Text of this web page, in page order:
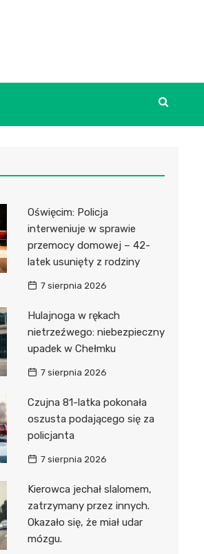
Oświęcim: Policja
interweniuje w sprawie
przemocy domowej – 42-
latek usunięty z rodziny
7 sierpnia 2026
Hulajnoga w rękach
nietrzeźwego: niebezpieczny
upadek w Chełmku
7 sierpnia 2026
Czujna 81-latka pokonała
oszusta podającego się za
policjanta
7 sierpnia 2026
Kierowca jechał slalomem,
zatrzymany przez innych.
Okazało się, że miał udar
mózgu.